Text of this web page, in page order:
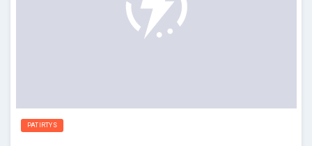
PATIRTYS